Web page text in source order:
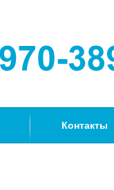
Контакты